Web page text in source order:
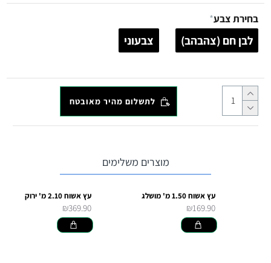
בחירת צבע
לבן חם (צהבהב) צבעוני
לתשלום מהיר מאובטח
מוצרים משלימים
עץ אשוח 1.50 מ' מושלג
₪169.90
עץ אשוח 2.10 מ' ירוק
₪369.90